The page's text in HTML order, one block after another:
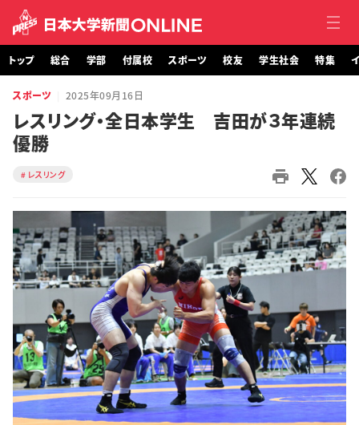
トップ
総合
学部・大学院
スポーツ
学生社会
特集・企画
イベント
トップ 総合 学部 付属校 スポーツ 校友 学生社会 特集
スポーツ 2025年09月16日
レスリング・全日本学生 吉田が３年連続
優勝
レスリング